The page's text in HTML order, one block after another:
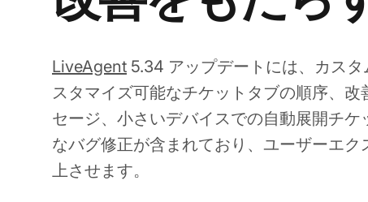
LiveAgent 5.34 アップデートには、カス
スタマイズ可能なチケットタブの順序、改
セージ、小さいデバイスでの自動展開チケ
なバグ修正が含まれており、ユーザーエク
上させます。